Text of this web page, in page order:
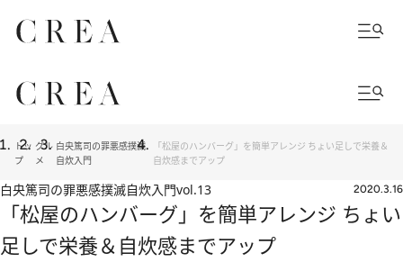
トッ
プ
グル
メ
白央篤司の罪悪感撲滅
自炊入門
「松屋のハンバーグ」を簡単アレンジ ちょい足しで栄養＆
自炊感までアップ
白央篤司の罪悪感撲滅自炊入門vol.13 2020.3.16
「松屋のハンバーグ」を簡単アレンジ ちょい
足しで栄養＆自炊感までアップ